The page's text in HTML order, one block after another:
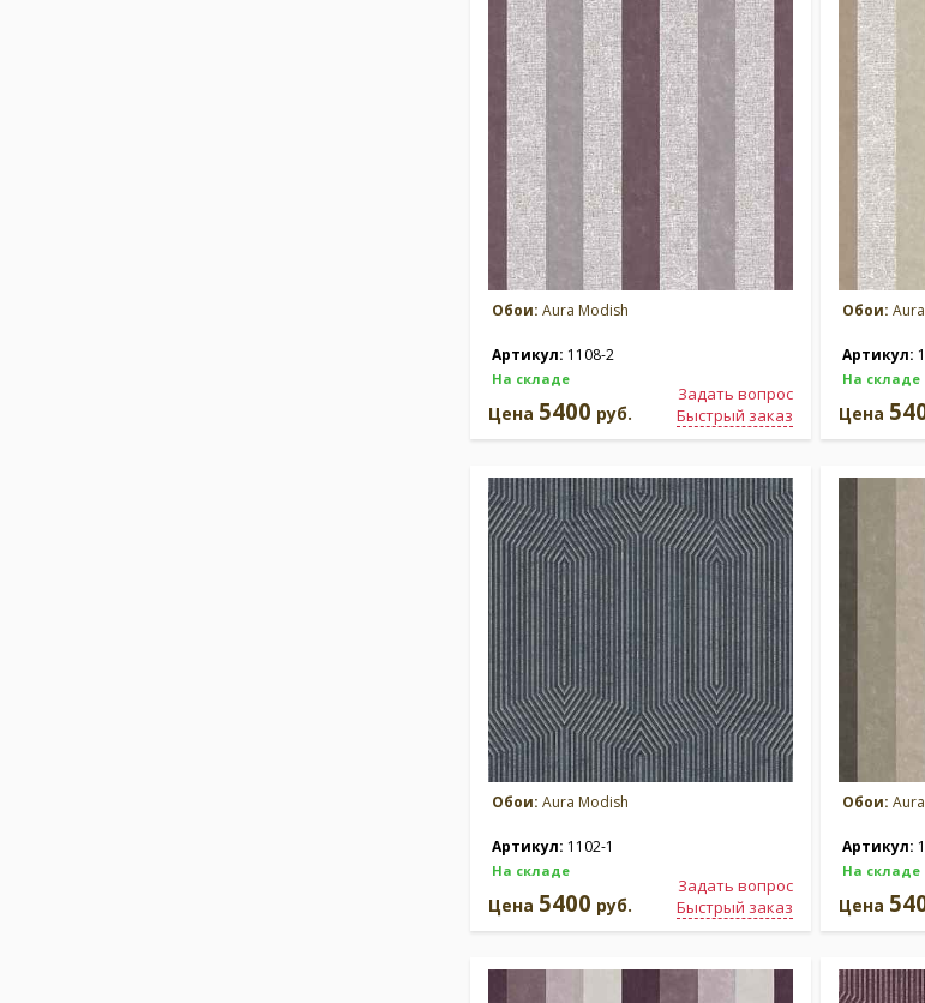
Обои: Aura Modish
Артикул: 1108-2
На складе
Задать вопрос
Быстрый заказ
Цена 5400 руб.
Обои:
Артикул:
На складе
Цена
Обои: Aura Modish
Артикул: 1102-1
На складе
Задать вопрос
Быстрый заказ
Цена 5400 руб.
Обои:
Артикул:
На складе
Цена